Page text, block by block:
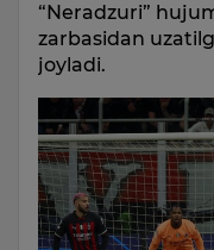
“Neradzuri”
zarbasidan
joyladi.